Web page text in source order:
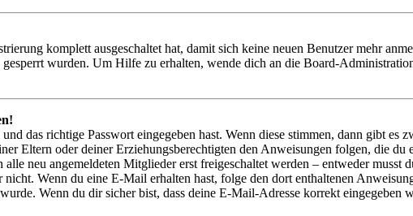
komplett ausgeschaltet hat, damit sich keine neuen Benutzer mehr
wurden. Um Hilfe zu erhalten, wende dich an die Board-
das richtige Passwort eingegeben hast. Wenn diese stimmen, dann gibt es
Eltern oder deiner Erziehungsberechtigten den Anweisungen folgen, die
neu angemeldeten Mitglieder erst freigeschaltet werden – entweder musst
Wenn du eine E-Mail erhalten hast, folge den dort enthaltenen
Wenn du dir sicher bist, dass deine E-Mail-Adresse korrekt eingegeben